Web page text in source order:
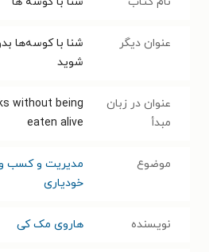
عنوان دیگر
شنا با کوسه‌ها
شوید
عنوان در زبان
مبدأ
without being
eaten alive
موضوع مدیریت و کسب و
خودیاری
نویسنده هاروی مک کی